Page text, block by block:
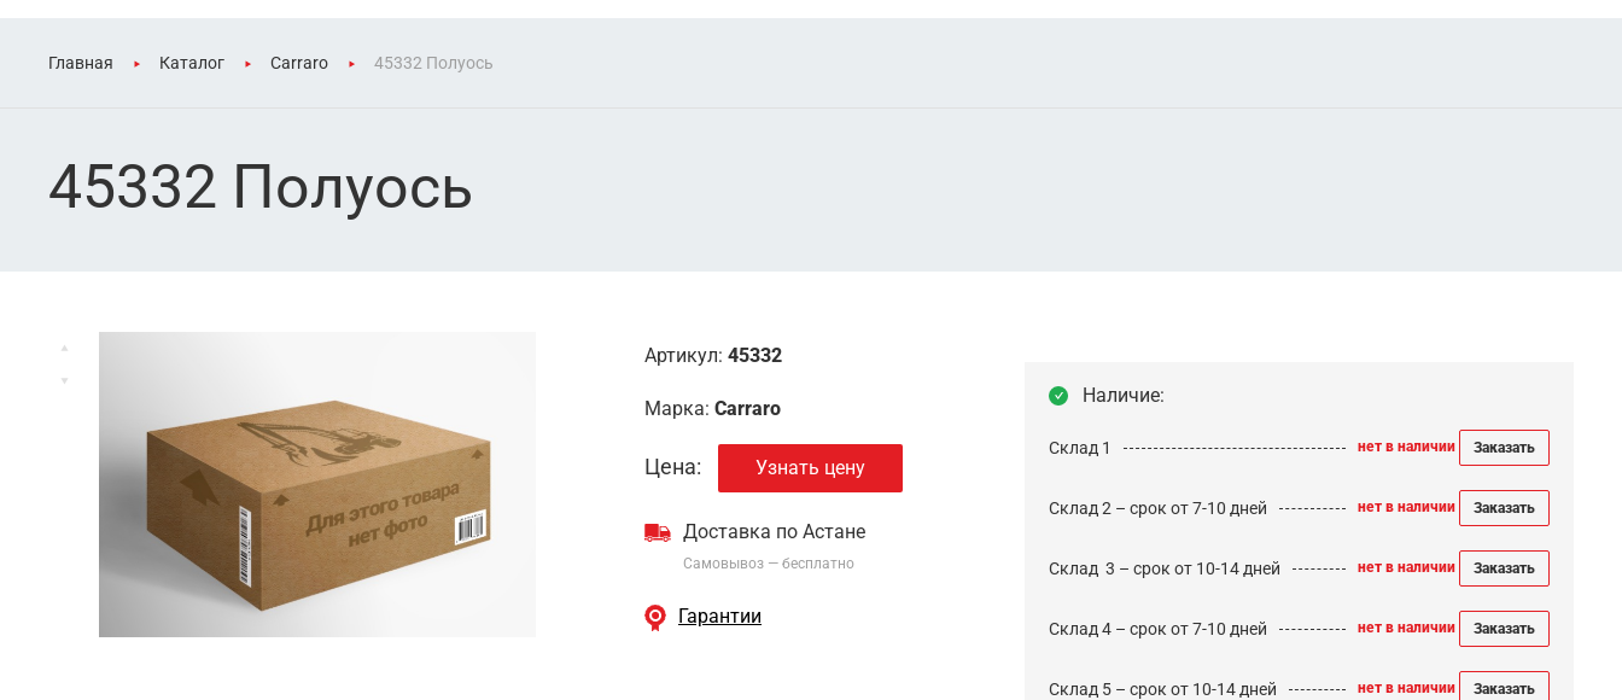
Главная Каталог Carraro 45332 Полуось
45332 Полуось
Артикул: 45332
Марка: Carraro
Цена: Узнать цену
Доставка по Астане
Самовывоз — бесплатно
Гарантии
Наличие:
Склад 1 нет в наличии Заказать
Склад 2 – срок от 7-10 дней нет в наличии Заказать
Cклад 3 – срок от 10-14 дней нет в наличии Заказать
Склад 4 – срок от 7-10 дней нет в наличии Заказать
Склад 5 – срок от 10-14 дней нет в наличии Заказать